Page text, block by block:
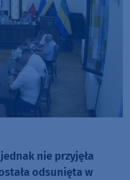
nie przyjęła
odsunięta w